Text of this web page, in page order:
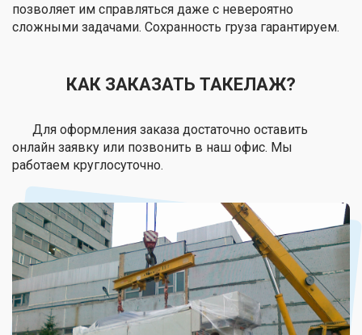
позволяет им справляться даже с невероятно
сложными задачами. Сохранность груза гарантируем.
КАК ЗАКАЗАТЬ ТАКЕЛАЖ?
Для оформления заказа достаточно оставить
онлайн заявку или позвонить в наш офис. Мы
работаем круглосуточно.